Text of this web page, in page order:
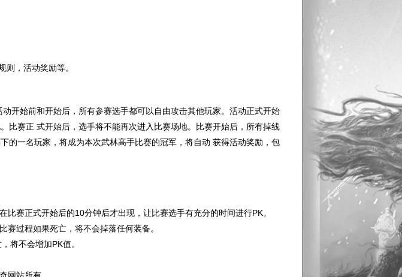
则，活动奖励等。
开始前和开始后，所有参赛选手都可以自由攻击其他玩家。活动正式开始
比赛正 式开始后，选手将不能再次进入比赛场地。比赛开始后，所有掉线
的一名玩家，将成为本次武林高手比赛的冠军，将自动 获得活动奖励，包
比赛正式开始后的10分钟后才出现，让比赛选手有充分的时间进行PK。
赛过程如果死亡，将不会掉落任何装备。
将不会增加PK值。